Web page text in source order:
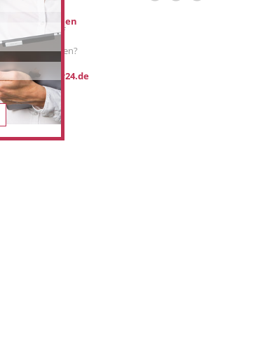
Werbung buchen
Sie möchten auf
schalten?